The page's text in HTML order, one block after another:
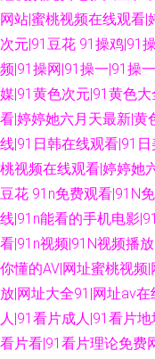
网站|蜜桃视频在线观看|
次元|91豆花 91操鸡|91
频|91操网|91操一|91操
媒|91黄色次元|91黄色
看|婷婷她六月天最新|黄
线|91日韩在线观看|91
桃视频在线观看|婷婷她
豆花 91n免费观看|91N
线|91n能看的手机电影
看|91n视频|91N视频播放
你懂的AV|网址蜜桃视频
放|网址大全91|网址av
人|91看片成人|91看片
看片看|91看片理论免费